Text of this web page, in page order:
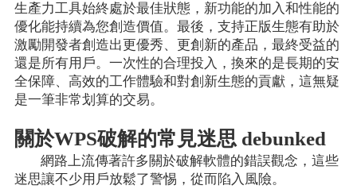
生產力工具始終處於最佳狀態，新功能的加入和性能的
優化能持續為您創造價值。最後，支持正版生態有助於
激勵開發者創造出更優秀、更創新的產品，最終受益的
還是所有用戶。一次性的合理投入，換來的是長期的安
全保障、高效的工作體驗和對創新生態的貢獻，這無疑
是一筆非常划算的交易。
關於WPS破解的常見迷思 debunked
網路上流傳著許多關於破解軟體的錯誤觀念，這些
迷思讓不少用戶放鬆了警惕，從而陷入風險。